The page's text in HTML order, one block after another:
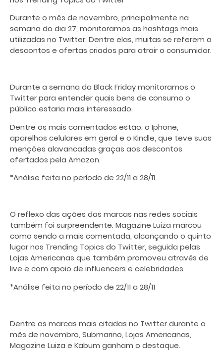
Durante o mês de novembro, principalmente na
semana do dia 27, monitoramos as hashtags mais
utilizadas no Twitter. Dentre elas, muitas se referem a
descontos e ofertas criados para atrair o consumidor.
Durante a semana da Black Friday monitoramos o
Twitter para entender quais bens de consumo o
público estaria mais interessado.
Dentre os mais comentados estão: o Iphone,
aparelhos celulares em geral e o Kindle, que teve suas
menções alavancadas graças aos descontos
ofertados pela Amazon.
*Análise feita no período de 22/11 a 28/11
O reflexo das ações das marcas nas redes sociais
também foi surpreendente. Magazine Luiza marcou
como sendo a mais comentada, alcançando o quinto
lugar nos Trending Topics do Twitter, seguida pelas
Lojas Americanas que também promoveu através de
live e com apoio de influencers e celebridades.
*Análise feita no período de 22/11 a 28/11
Dentre as marcas mais citadas no Twitter durante o
mês de novembro, Submarino, Lojas Americanas,
Magazine Luiza e Kabum ganham o destaque.